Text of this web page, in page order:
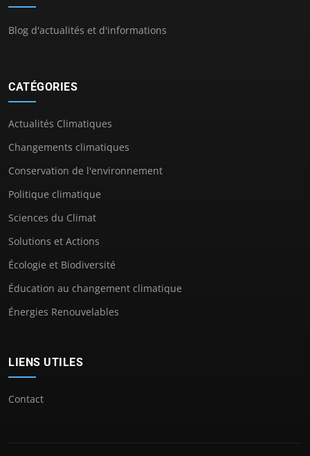
Blog d'actualités et d'informations
CATÉGORIES
Actualités Climatiques
Changements climatiques
Conservation de l'environnement
Politique climatique
Sciences du Climat
Solutions et Actions
Écologie et Biodiversité
Éducation au changement climatique
Énergies Renouvelables
LIENS UTILES
Contact